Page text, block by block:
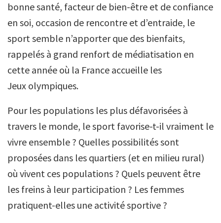
bonne santé, facteur de bien-être et de confiance
en soi, occasion de rencontre et d’entraide, le
sport semble n’apporter que des bienfaits,
rappelés à grand renfort de médiatisation en
cette année où la France accueille les
Jeux olympiques.
Pour les populations les plus défavorisées à
travers le monde, le sport favorise-t-il vraiment le
vivre ensemble ? Quelles possibilités sont
proposées dans les quartiers (et en milieu rural)
où vivent ces populations ? Quels peuvent être
les freins à leur participation ? Les femmes
pratiquent-elles une activité sportive ?